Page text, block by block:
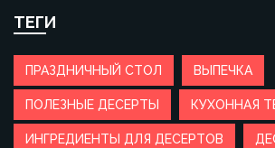
ТЕГИ
ПРАЗДНИЧНЫЙ СТОЛ ВЫПЕЧКА
ПОЛЕЗНЫЕ ДЕСЕРТЫ КУХОННАЯ
ИНГРЕДИЕНТЫ ДЛЯ ДЕСЕРТОВ